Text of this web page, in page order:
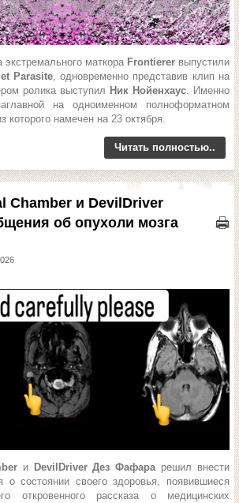
маткора Frontierer выпустили
Parasite, одновременно представив клип на
ролика выступил Ник Нойенхаус. Именно
на одноименном полноформатном
которого намечен на 23 октября.
Читать полностью..
Chamber и DevilDriver
об опухоли мозга
и DevilDriver Дез Фафара решил внести
о состоянии своего здоровья, появившиеся
откровенного рассказа о медицинских